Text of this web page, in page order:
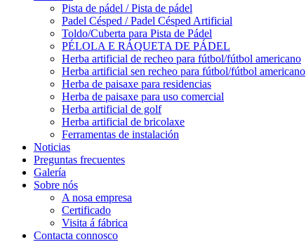
Pista de pádel / Pista de pádel
Padel Césped / Padel Césped Artificial
Toldo/Cuberta para Pista de Pádel
PÉLOLA E RÁQUETA DE PÁDEL
Herba artificial de recheo para fútbol/fútbol americano
Herba artificial sen recheo para fútbol/fútbol americano
Herba de paisaxe para residencias
Herba de paisaxe para uso comercial
Herba artificial de golf
Herba artificial de bricolaxe
Ferramentas de instalación
Noticias
Preguntas frecuentes
Galería
Sobre nós
A nosa empresa
Certificado
Visita á fábrica
Contacta connosco